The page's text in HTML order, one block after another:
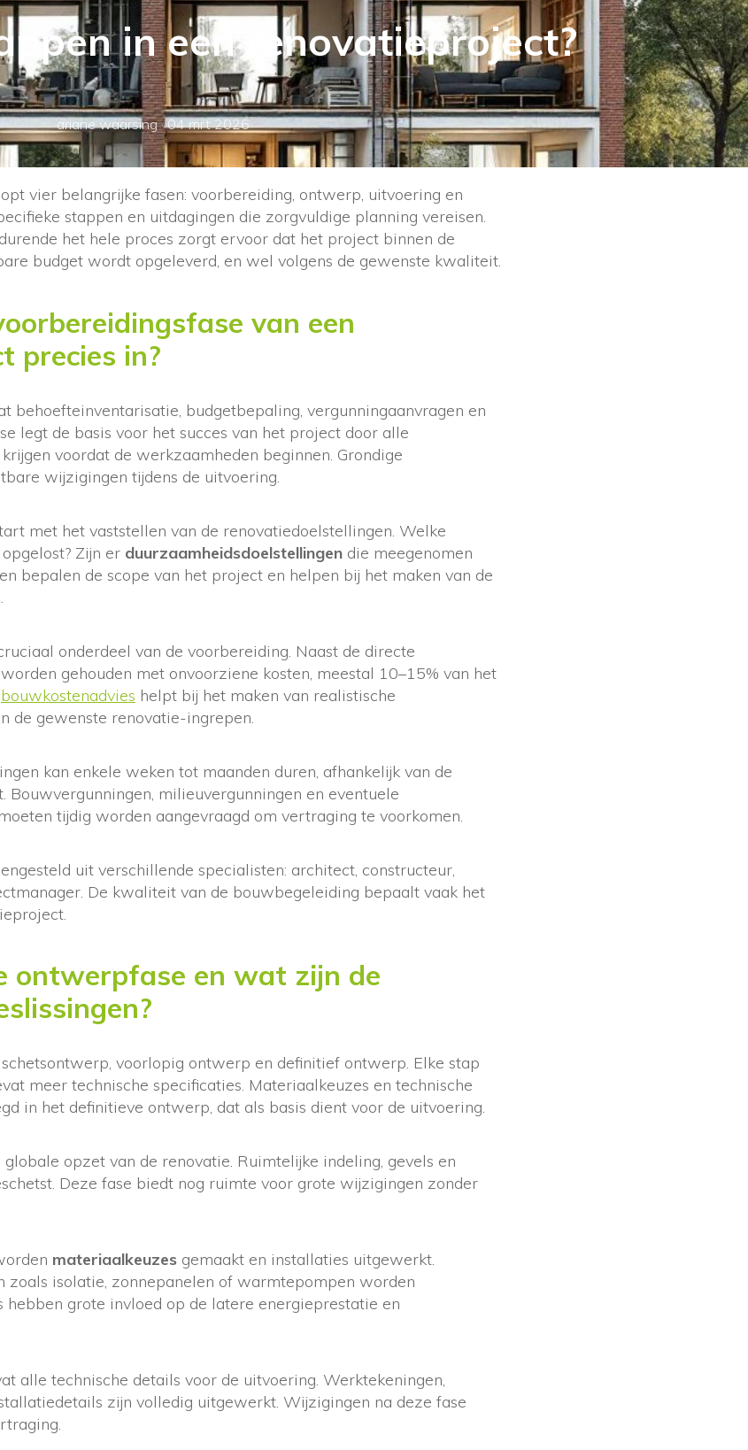
in een renovatieproject?
ariane waarsing·04 mrt 2026
vier belangrijke fasen: voorbereiding, ontwerp, uitvoering en
stappen en uitdagingen die zorgvuldige planning vereisen.
het hele proces zorgt ervoor dat het project binnen de
budget wordt opgeleverd, en wel volgens de gewenste kwaliteit.
van een
precies in?
behoefteinventarisatie, budgetbepaling, vergunningaanvragen en
legt de basis voor het succes van het project door alle
voordat de werkzaamheden beginnen. Grondige
wijzigingen tijdens de uitvoering.
met het vaststellen van de renovatiedoelstellingen. Welke
Zijn er duurzaamheidsdoelstellingen die meegenomen
bepalen de scope van het project en helpen bij het maken van de
onderdeel van de voorbereiding. Naast de directe
gehouden met onvoorziene kosten, meestal 10–15% van het
bouwkostenadvies helpt bij het maken van realistische
de gewenste renovatie-ingrepen.
kan enkele weken tot maanden duren, afhankelijk van de
milieuvergunningen en eventuele
tijdig worden aangevraagd om vertraging te voorkomen.
uit verschillende specialisten: architect, constructeur,
De kwaliteit van de bouwbegeleiding bepaalt vaak het
ontwerpfase en wat zijn de
voorlopig ontwerp en definitief ontwerp. Elke stap
meer technische specificaties. Materiaalkeuzes en technische
in het definitieve ontwerp, dat als basis dient voor de uitvoering.
opzet van de renovatie. Ruimtelijke indeling, gevels en
Deze fase biedt nog ruimte voor grote wijzigingen zonder
materiaalkeuzes gemaakt en installaties uitgewerkt.
zoals isolatie, zonnepanelen of warmtepompen worden
hebben grote invloed op de latere energieprestatie en
alle technische details voor de uitvoering. Werktekeningen,
zijn volledig uitgewerkt. Wijzigingen na deze fase